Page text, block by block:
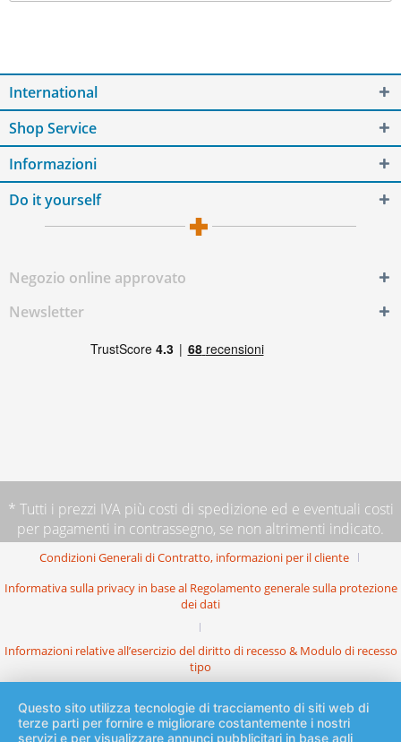
International
Shop Service
Informazioni
Do it yourself
Negozio online approvato
Newsletter
* Tutti i prezzi IVA più costi di spedizione ed e eventuali costi
per pagamenti in contrassegno, se non altrimenti indicato.
Condizioni Generali di Contratto, informazioni per il cliente
Informativa sulla privacy in base al Regolamento generale sulla protezione
dei dati
Informazioni relative all’esercizio del diritto di recesso & Modulo di recesso
tipo
Questo sito utilizza tecnologie di tracciamento di siti web di
terze parti per fornire e migliorare costantemente i nostri
servizi e per visualizzare annunci pubblicitari in base agli